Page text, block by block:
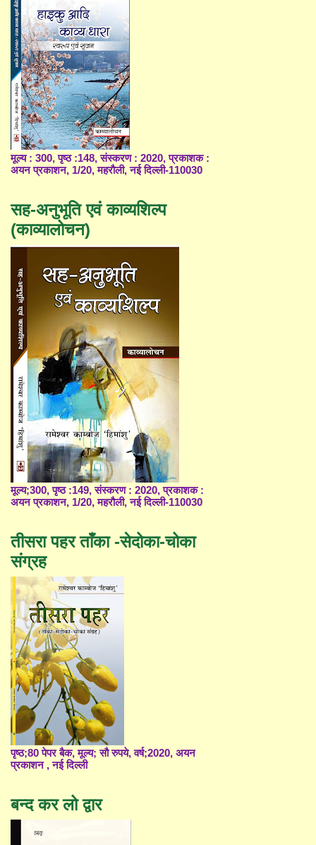
मूल्य : 300, पृष्ठ :148, संस्करण : 2020, प्रकाशक :
अयन प्रकाशन, 1/20, महरौली, नई दिल्ली-110030
सह-अनुभूति एवं काव्यशिल्प
(काव्यालोचन)
मूल्य;300, पृष्ठ :149, संस्करण : 2020, प्रकाशक :
अयन प्रकाशन, 1/20, महरौली, नई दिल्ली-110030
तीसरा पहर ताँका -सेदोका-चोका
संग्रह
पृष्ठ;80 पेपर बैक, मूल्य; सौ रुपये, वर्ष;2020, अयन
प्रकाशन , नई दिल्ली
बन्द कर लो द्वार